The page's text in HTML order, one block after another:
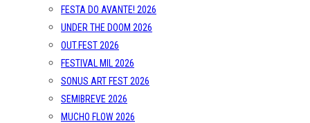
FESTA DO AVANTE! 2026
UNDER THE DOOM 2026
OUT.FEST 2026
FESTIVAL MIL 2026
SONUS ART FEST 2026
SEMIBREVE 2026
MUCHO FLOW 2026